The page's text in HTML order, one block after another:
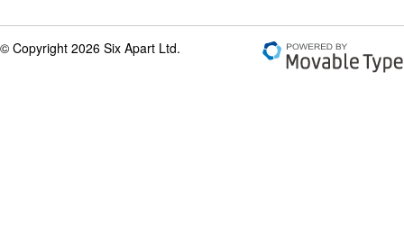
© Copyright 2026 Six Apart Ltd.